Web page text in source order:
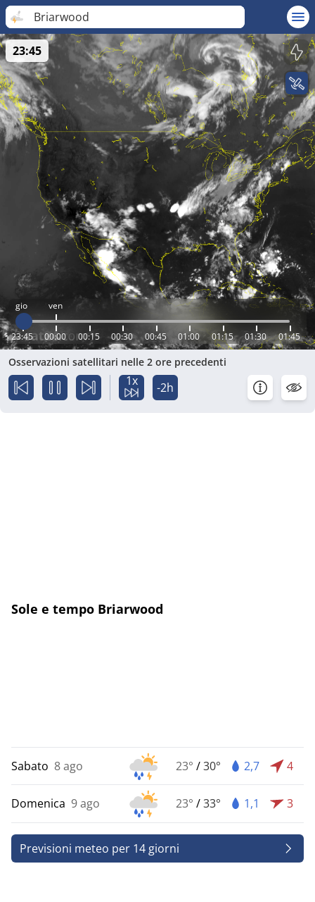
Briarwood
gio ven
23:45 00:00 00:15 00:30 00:45 01:00 01:15 01:30 01:45
23:45
Osservazioni satellitari nelle 2 ore precedenti
1x -2h
Sole e tempo Briarwood
Sabato 8 ago 23° /30° 2,7 4
Domenica 9 ago 23° /33° 1,1 3
Previsioni meteo per 14 giorni